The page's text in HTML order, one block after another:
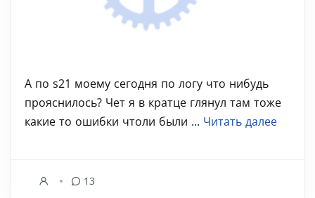
А по s21 моему сегодня по логу что нибудь
прояснилось? Чет я в кратце глянул там тоже
какие то ошибки чтоли были ... Читать далее
13